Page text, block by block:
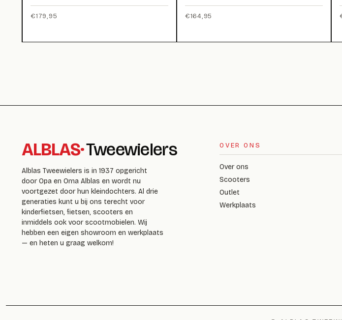
€179,95 €164,95
ALBLAS·Tweewielers
Alblas Tweewielers is in 1937 opgericht
door Opa en Oma Alblas en wordt nu
voortgezet door hun kleindochters. Al drie
generaties kunt u bij ons terecht voor
kinderfietsen, fietsen, scooters en
inmiddels ook voor scootmobielen. Wij
hebben een eigen showroom en werkplaats
— en heten u graag welkom!
OVER ONS
Over ons
Scooters
Outlet
Werkplaats